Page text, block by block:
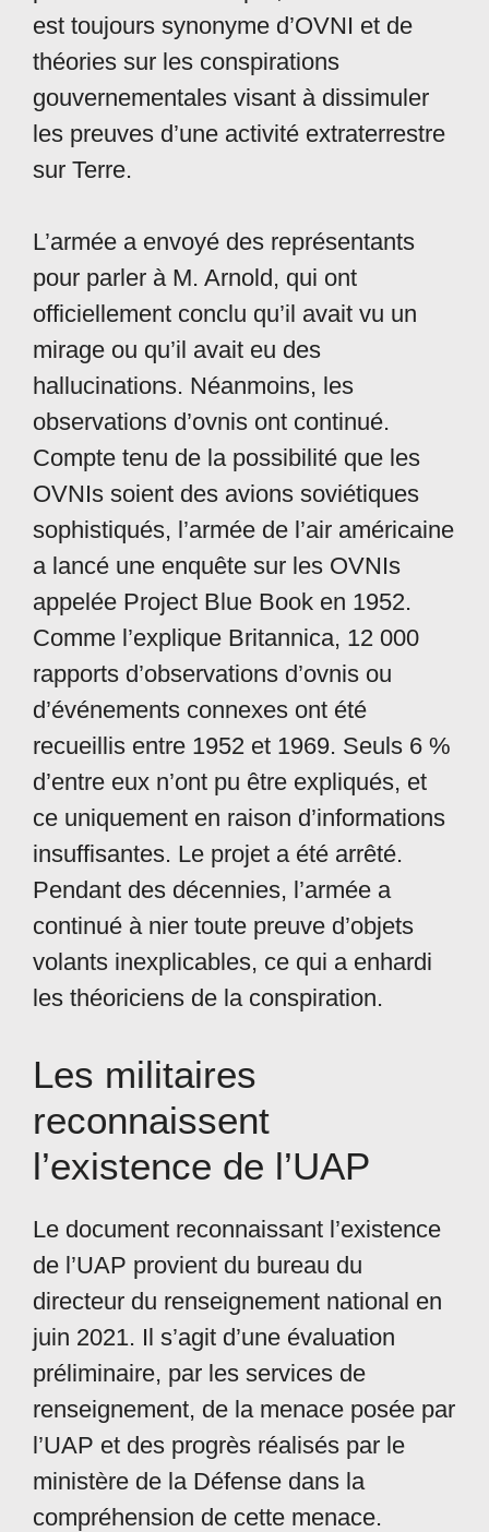
est toujours synonyme d’OVNI et de
théories sur les conspirations
gouvernementales visant à dissimuler
les preuves d’une activité extraterrestre
sur Terre.
L’armée a envoyé des représentants
pour parler à M. Arnold, qui ont
officiellement conclu qu’il avait vu un
mirage ou qu’il avait eu des
hallucinations. Néanmoins, les
observations d’ovnis ont continué.
Compte tenu de la possibilité que les
OVNIs soient des avions soviétiques
sophistiqués, l’armée de l’air américaine
a lancé une enquête sur les OVNIs
appelée Project Blue Book en 1952.
Comme l’explique Britannica, 12 000
rapports d’observations d’ovnis ou
d’événements connexes ont été
recueillis entre 1952 et 1969. Seuls 6 %
d’entre eux n’ont pu être expliqués, et
ce uniquement en raison d’informations
insuffisantes. Le projet a été arrêté.
Pendant des décennies, l’armée a
continué à nier toute preuve d’objets
volants inexplicables, ce qui a enhardi
les théoriciens de la conspiration.
Les militaires
reconnaissent
l’existence de l’UAP
Le document reconnaissant l’existence
de l’UAP provient du bureau du
directeur du renseignement national en
juin 2021. Il s’agit d’une évaluation
préliminaire, par les services de
renseignement, de la menace posée par
l’UAP et des progrès réalisés par le
ministère de la Défense dans la
compréhension de cette menace.